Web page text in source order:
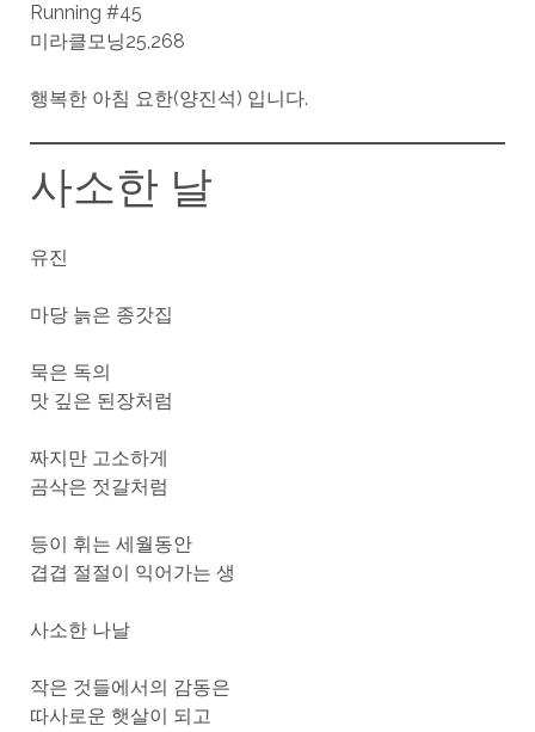
Running #45
미라클모닝25,268
행복한 아침 요한(양진석) 입니다.
사소한 날
유진
마당 늙은 종갓집
묵은 독의
맛 깊은 된장처럼
짜지만 고소하게
곰삭은 젓갈처럼
등이 휘는 세월동안
겹겹 절절이 익어가는 생
사소한 나날
작은 것들에서의 감동은
따사로운 햇살이 되고